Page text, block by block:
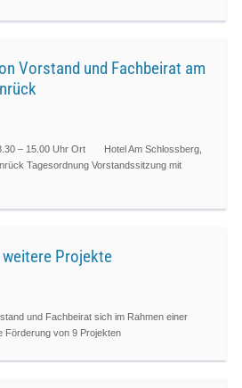
Vorstand und Fachbeirat am
– 15.00 Uhr Ort Hotel Am Schlossberg,
Tagesordnung Vorstandssitzung mit
Projekte
und Fachbeirat sich im Rahmen einer
Förderung von 9 Projekten